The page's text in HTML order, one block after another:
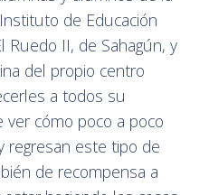
de Educación
Ruedo II, de Sahagún, y
del propio centro
a todos su
ver cómo poco a poco
regresan este tipo de
de recompensa a